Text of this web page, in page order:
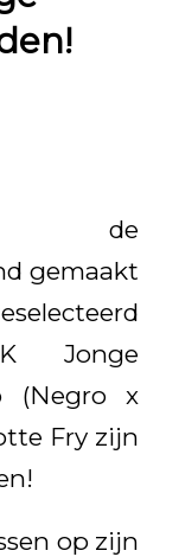
de
gemaakt
Jonge
(Negro x
Fry zijn
op zijn